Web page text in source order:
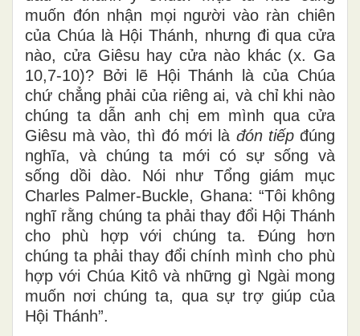
muốn đón nhận mọi người vào ràn chiên
của Chúa là Hội Thánh, nhưng đi qua cửa
nào, cửa Giêsu hay cửa nào khác (x. Ga
10,7-10)? Bởi lẽ Hội Thánh là của Chúa
chứ chẳng phải của riêng ai, và chỉ khi nào
chúng ta dẫn anh chị em mình qua cửa
Giêsu mà vào, thì đó mới là đón tiếpđúng
nghĩa, và chúng ta mới có sự sống và
sống dồi dào. Nói như Tổng giám mục
Charles Palmer-Buckle, Ghana: “Tôi không
nghĩ rằng chúng ta phải thay đổi Hội Thánh
cho phù hợp với chúng ta. Đúng hơn
chúng ta phải thay đổi chính mình cho phù
hợp với Chúa Kitô và những gì Ngài mong
muốn nơi chúng ta, qua sự trợ giúp của
Hội Thánh”.